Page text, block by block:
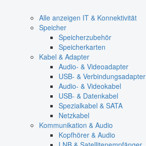
Alle anzeigen IT & Konnektivität
Speicher
Speicherzubehör
Speicherkarten
Kabel & Adapter
Audio- & Videoadapter
USB- & Verbindungsadapter
Audio- & Videokabel
USB- & Datenkabel
Spezialkabel & SATA
Netzkabel
Kommunikation & Audio
Kopfhörer & Audio